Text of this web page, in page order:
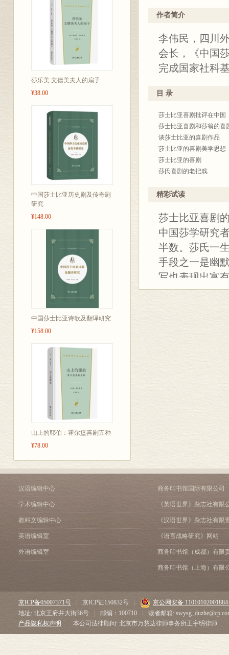
莎乐美 文德美夫人的扇子
¥38.00
中国莎士比亚历史剧及传奇剧
研究
¥148.00
中国莎士比亚诗歌及翻译研究
¥158.00
山上的耶伯：霍尔堡喜剧五种
¥78.00
作者简介
李伟民，四川
会长，《中国
完成国家社科
目 录
莎士比亚喜剧批评在中国
莎士比亚喜剧和莎翁的喜
谈莎士比亚的喜剧作品
莎士比亚的喜剧美学思想
莎士比亚的喜剧
莎氏喜剧的老把戏
“犯规”的乐趣——论莎剧
歇洛克
《威尼斯商人》——冲突
论莎士比亚的《威尼斯商
夏洛克女儿的财富——“后
《威尼斯商人》中的法律
谈《仲夏夜之梦》
精彩试读
莎士比亚喜剧
中国莎学研究
半数。莎氏一
手段之一是幽
写也表现出富
笑”。“它产生
汉语编辑中心
学术编辑中心
教科文编辑中心
英语编辑室
外语编辑室
商务印书馆国际有限公司
《英语世界》杂志社有限
《汉语世界》杂志社有限
《语言战略研究》网站
商务印书馆（成都）有限
商务印书馆（上海）有限
京ICP备05007371号 京ICP证150832号
京公网安备
地址: 北京王府井大街36号
邮编：100710
读者邮箱:
产品隐私权声明
本公司法律顾问: 北京市万慧达律师事务所王宇明律师